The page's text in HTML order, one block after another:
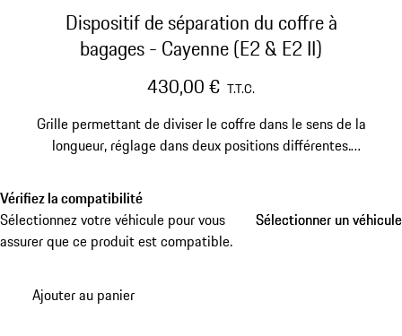
Dispositif de séparation du coffre à
bagages - Cayenne (E2 & E2 II)
430,00 € T.T.C.
Grille permettant de diviser le coffre dans le sens de la
longueur, réglage dans deux positions différentes.
Vérifiez la compatibilité
Sélectionnez votre véhicule pour vous
assurer que ce produit est compatible.
Sélectionner un véhicule
Sélectionner un véhicule
Ajouter au panier